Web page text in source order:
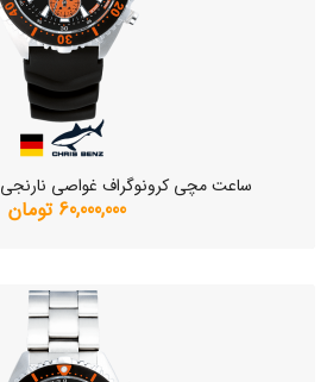
ساعت مچی کرونوگراف غواصی نارنجی CB-C200-O-KBS
60,000,000 تومان